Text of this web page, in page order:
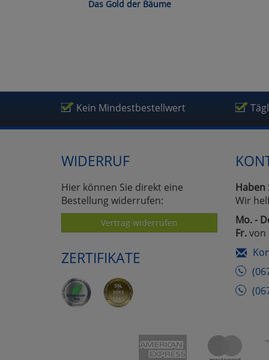
Das Gold der Bäume
Kein Mindestbestellwert
WIDERRUF
Hier können Sie direkt eine
Bestellung widerrufen:
Vertrag widerrufen
ZERTIFIKATE
Haben
Wir
Mo. -
Fr.von